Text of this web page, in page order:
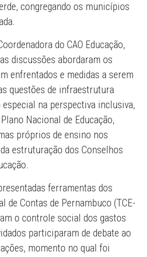
congregando os municípios
do CAO Educação,
discussões abordaram os
enfrentados e medidas a serem
questões de infraestrutura
especial na perspectiva inclusiva,
Nacional de Educação,
próprios de ensino nos
estruturação dos Conselhos
ferramentas dos
de Contas de Pernambuco (TCE-
o controle social dos gastos
participaram de debate ao
momento no qual foi